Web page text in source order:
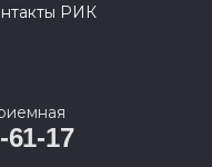
РИК
61-17